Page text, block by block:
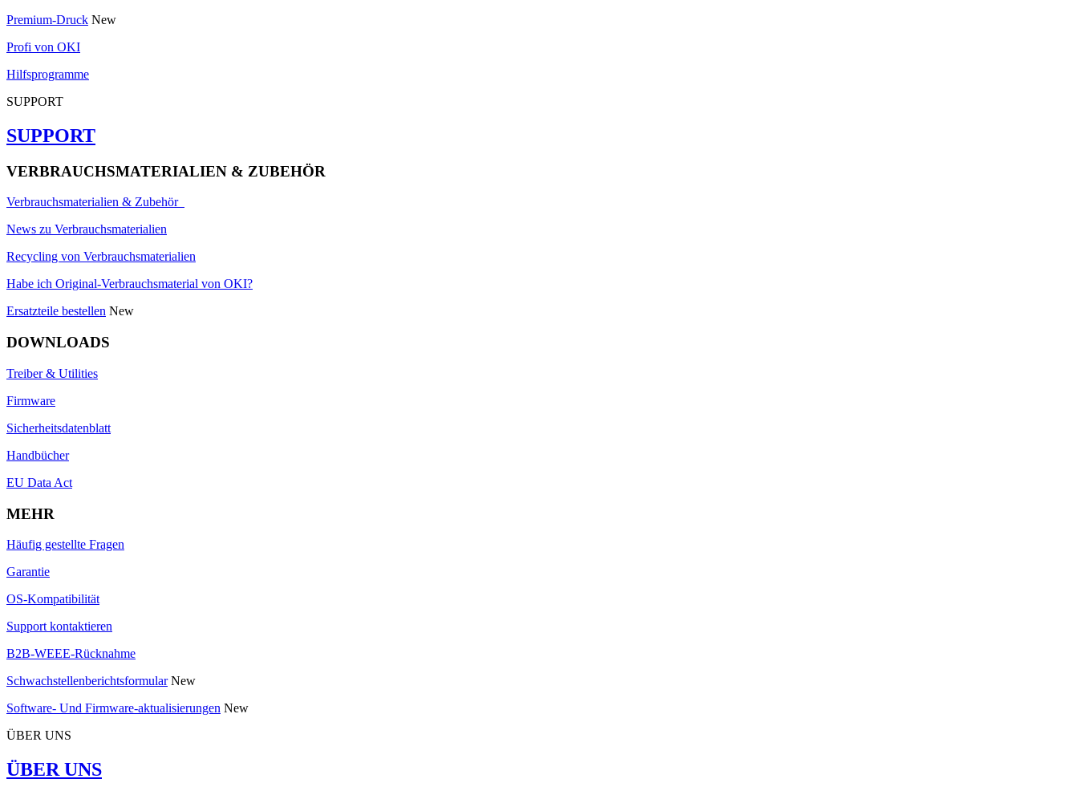
Premium-Druck New
Profi von OKI
Hilfsprogramme
SUPPORT
SUPPORT
VERBRAUCHSMATERIALIEN & ZUBEHÖR
Verbrauchsmaterialien & Zubehör
News zu Verbrauchsmaterialien
Recycling von Verbrauchsmaterialien
Habe ich Original-Verbrauchsmaterial von OKI?
Ersatzteile bestellen New
DOWNLOADS
Treiber & Utilities
Firmware
Sicherheitsdatenblatt
Handbücher
EU Data Act
MEHR
Häufig gestellte Fragen
Garantie
OS-Kompatibilität
Support kontaktieren
B2B-WEEE-Rücknahme
Schwachstellenberichtsformular New
Software- Und Firmware-aktualisierungen New
ÜBER UNS
ÜBER UNS